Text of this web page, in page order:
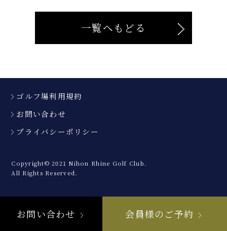
一覧へもどる
ゴルフ場利用規約
お問い合わせ
プライバシーポリシー
Copyright© 2021 Nihon Rhine Golf Club.
All Rights Reserved.
お問い合わせ 会員様のご予約